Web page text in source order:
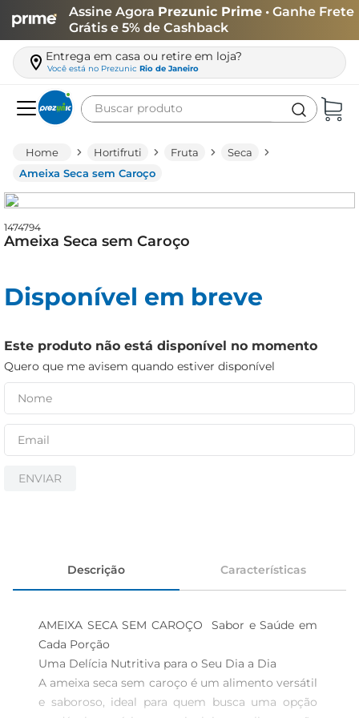
Assine Agora Prezunic Prime • Ganhe Frete
Grátis e 5% de Cashback
Entrega em casa ou retire em loja?
Você está no Prezunic Rio de Janeiro
Buscar produto
Hortifruti Fruta
Seca
Ameixa Seca sem Caroço
1474794
Ameixa Seca sem Caroço
Disponível em breve
Este produto não está disponível no momento
Quero que me avisem quando estiver disponível
ENVIAR
Descrição Características
AMEIXA SECA SEM CAROÇO  Sabor e Saúde em
Cada Porção
Uma Delícia Nutritiva para o Seu Dia a Dia
A ameixa seca sem caroço é um alimento versátil
e saboroso, ideal para quem busca uma opção
leite
queijo
azeite
iogurte
papel higiênico